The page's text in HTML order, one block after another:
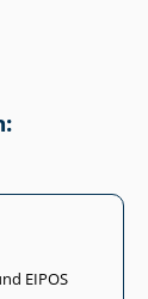
EIPOS